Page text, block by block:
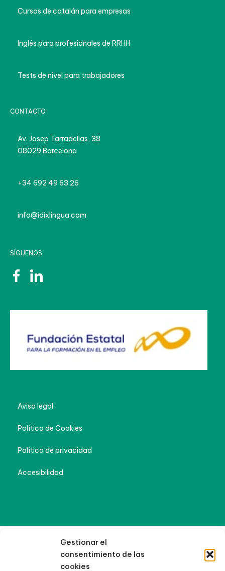
Gestionar el
consentimiento de las
cookies
Cursos de catalán para empresas
Inglés para profesionales de RRHH
Tests de nivel para trabajadores
CONTACTO
Av. Josep Tarradellas, 38
08029 Barcelona
+34 692 49 63 26
info@idixlingua.com
SÍGUENOS
Aviso legal
Política de Cookies
Política de privacidad
Accesibilidad